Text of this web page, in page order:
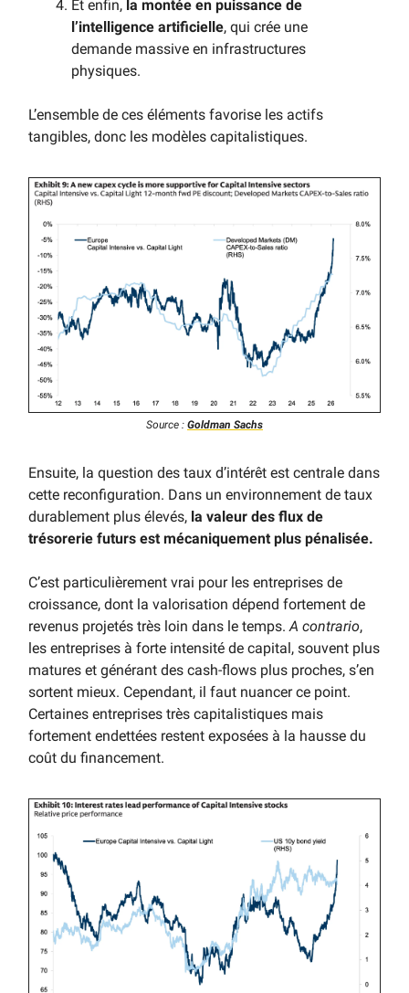
Et enfin, la montée en puissance de
l’intelligence artificielle, qui crée une
demande massive en infrastructures
physiques.
L’ensemble de ces éléments favorise les actifs
tangibles, donc les modèles capitalistiques.
Source : Goldman Sachs
Ensuite, la question des taux d’intérêt est centrale dans
cette reconfiguration. Dans un environnement de taux
durablement plus élevés, la valeur des flux de
trésorerie futurs est mécaniquement plus pénalisée.
C’est particulièrement vrai pour les entreprises de
croissance, dont la valorisation dépend fortement de
revenus projetés très loin dans le temps.A contrario,
les entreprises à forte intensité de capital, souvent plus
matures et générant des cash-flows plus proches, s’en
sortent mieux. Cependant, il faut nuancer ce point.
Certaines entreprises très capitalistiques mais
fortement endettées restent exposées à la hausse du
coût du financement.